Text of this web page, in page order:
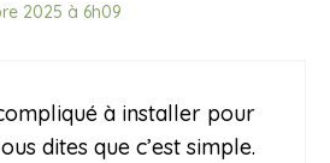
2025 à 6h09
à installer pour
dites que c’est simple.